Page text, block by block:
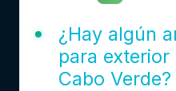
¿Hay algún
para exterior
Cabo Verde?